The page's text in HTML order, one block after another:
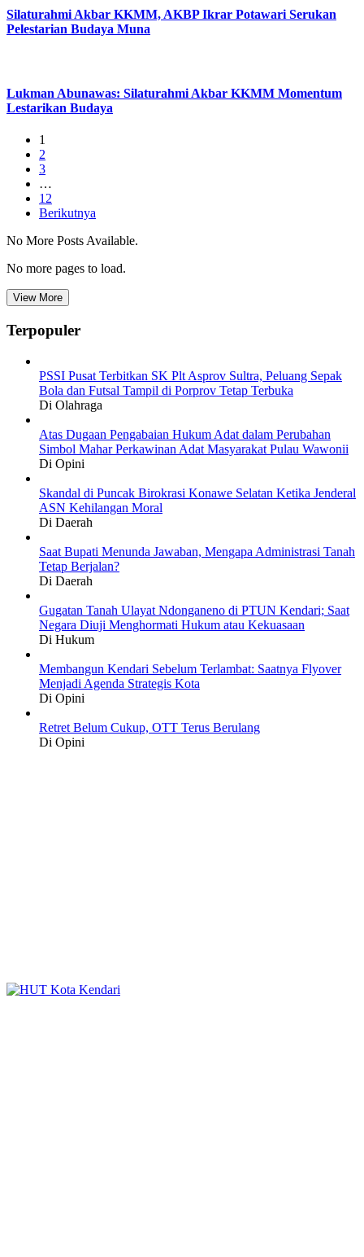
Silaturahmi Akbar KKMM, AKBP Ikrar Potawari Serukan
Pelestarian Budaya Muna
Lukman Abunawas: Silaturahmi Akbar KKMM Momentum
Lestarikan Budaya
1
2
3
…
12
Berikutnya
No More Posts Available.
No more pages to load.
View More
Terpopuler
PSSI Pusat Terbitkan SK Plt Asprov Sultra, Peluang Sepak
Bola dan Futsal Tampil di Porprov Tetap Terbuka
Di Olahraga
Atas Dugaan Pengabaian Hukum Adat dalam Perubahan
Simbol Mahar Perkawinan Adat Masyarakat Pulau Wawonii
Di Opini
Skandal di Puncak Birokrasi Konawe Selatan Ketika Jenderal
ASN Kehilangan Moral
Di Daerah
Saat Bupati Menunda Jawaban, Mengapa Administrasi Tanah
Tetap Berjalan?
Di Daerah
Gugatan Tanah Ulayat Ndonganeno di PTUN Kendari; Saat
Negara Diuji Menghormati Hukum atau Kekuasaan
Di Hukum
Membangun Kendari Sebelum Terlambat: Saatnya Flyover
Menjadi Agenda Strategis Kota
Di Opini
Retret Belum Cukup, OTT Terus Berulang
Di Opini